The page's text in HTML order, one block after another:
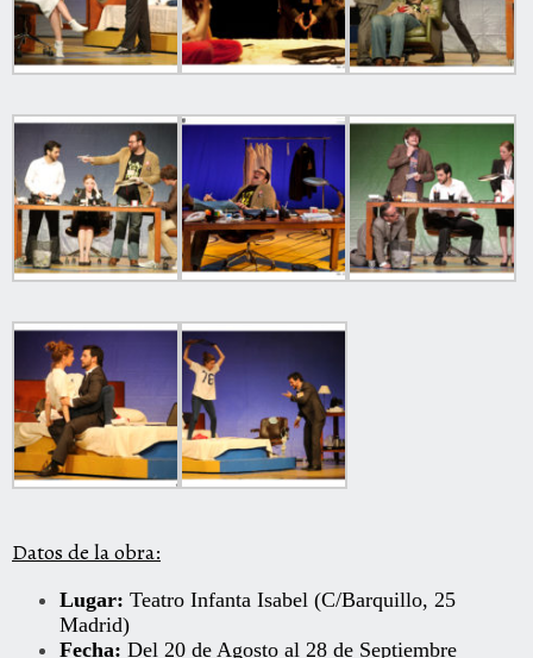
Datos de la obra:
Lugar: Teatro Infanta Isabel (C/Barquillo, 25
Madrid)
Fecha: Del 20 de Agosto al 28 de Septiembre